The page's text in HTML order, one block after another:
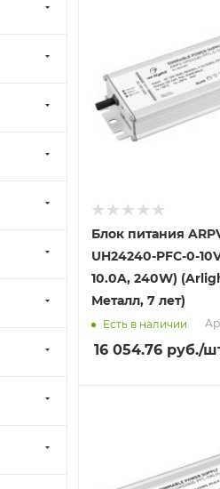
Блок питания
UH24240-PFC-0-
10.0A, 240W)
Металл, 7 лет)
Есть в наличии
16 054.76 руб./